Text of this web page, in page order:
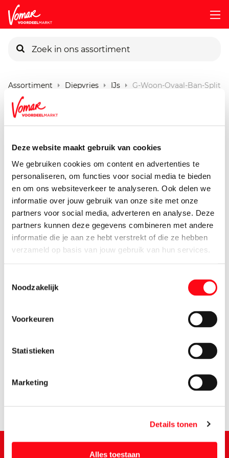
Deze website maakt gebruik van cookies
We gebruiken cookies om content en advertenties te
personaliseren, om functies voor social media te bieden
en om ons websiteverkeer te analyseren. Ook delen we
informatie over jouw gebruik van onze site met onze
partners voor social media, adverteren en analyse. Deze
partners kunnen deze gegevens combineren met andere
informatie die je aan ze hebt verstrekt of die ze hebben
verzameld op basis van jouw gebruik van hun services.
Noodzakelijk
Voorkeuren
Statistieken
Marketing
Details tonen
Alles toestaan
Pincode vergeten
Persoonlijk KIK-account
Assortiment Diepvries IJs G-Woon-Ovaal-Ban-Split-
G'woon Roomijs Banana
3.29